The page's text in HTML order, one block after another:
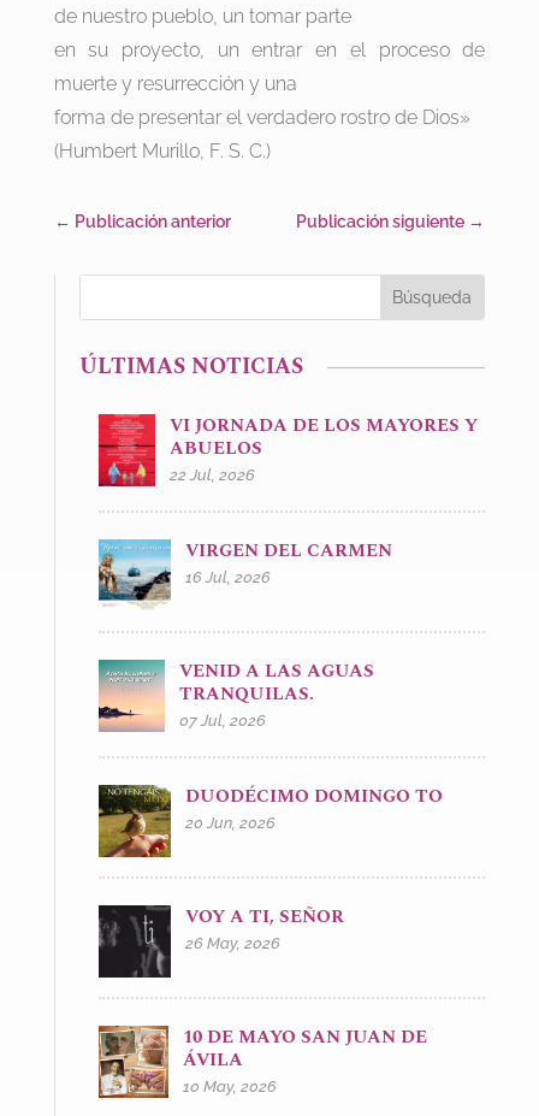
de nuestro pueblo, un tomar parte
en su proyecto, un entrar en el proceso de
muerte y resurrección y una
forma de presentar el verdadero rostro de Dios»
(Humbert Murillo, F. S. C.)
← Publicación anterior Publicación siguiente →
ÚLTIMAS NOTICIAS
VI JORNADA DE LOS MAYORES Y
ABUELOS
22 Jul, 2026
VIRGEN DEL CARMEN
16 Jul, 2026
VENID A LAS AGUAS
TRANQUILAS.
07 Jul, 2026
DUODÉCIMO DOMINGO TO
20 Jun, 2026
VOY A TI, SEÑOR
26 May, 2026
10 DE MAYO SAN JUAN DE
ÁVILA
10 May, 2026